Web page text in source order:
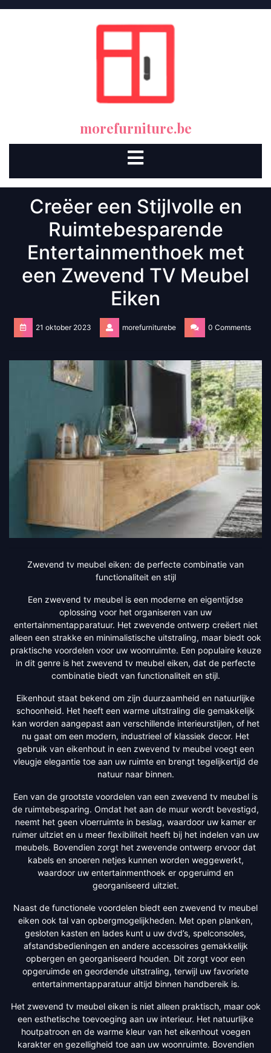
morefurniture.be
Open
Button
Creëer een Stijlvolle en
Ruimtebesparende
Entertainmenthoek met
een Zwevend TV Meubel
Eiken
21 oktober 2023 morefurniturebe 0 Comments
Zwevend tv meubel eiken: de perfecte combinatie van
functionaliteit en stijl
Een zwevend tv meubel is een moderne en eigentijdse
oplossing voor het organiseren van uw
entertainmentapparatuur. Het zwevende ontwerp creëert niet
alleen een strakke en minimalistische uitstraling, maar biedt ook
praktische voordelen voor uw woonruimte. Een populaire keuze
in dit genre is het zwevend tv meubel eiken, dat de perfecte
combinatie biedt van functionaliteit en stijl.
Eikenhout staat bekend om zijn duurzaamheid en natuurlijke
schoonheid. Het heeft een warme uitstraling die gemakkelijk
kan worden aangepast aan verschillende interieurstijlen, of het
nu gaat om een modern, industrieel of klassiek decor. Het
gebruik van eikenhout in een zwevend tv meubel voegt een
vleugje elegantie toe aan uw ruimte en brengt tegelijkertijd de
natuur naar binnen.
Een van de grootste voordelen van een zwevend tv meubel is
de ruimtebesparing. Omdat het aan de muur wordt bevestigd,
neemt het geen vloerruimte in beslag, waardoor uw kamer er
ruimer uitziet en u meer flexibiliteit heeft bij het indelen van uw
meubels. Bovendien zorgt het zwevende ontwerp ervoor dat
kabels en snoeren netjes kunnen worden weggewerkt,
waardoor uw entertainmenthoek er opgeruimd en
georganiseerd uitziet.
Naast de functionele voordelen biedt een zwevend tv meubel
eiken ook tal van opbergmogelijkheden. Met open planken,
gesloten kasten en lades kunt u uw dvd’s, spelconsoles,
afstandsbedieningen en andere accessoires gemakkelijk
opbergen en georganiseerd houden. Dit zorgt voor een
opgeruimde en geordende uitstraling, terwijl uw favoriete
entertainmentapparatuur altijd binnen handbereik is.
Het zwevend tv meubel eiken is niet alleen praktisch, maar ook
een esthetische toevoeging aan uw interieur. Het natuurlijke
houtpatroon en de warme kleur van het eikenhout voegen
karakter en gezelligheid toe aan uw woonruimte. Bovendien